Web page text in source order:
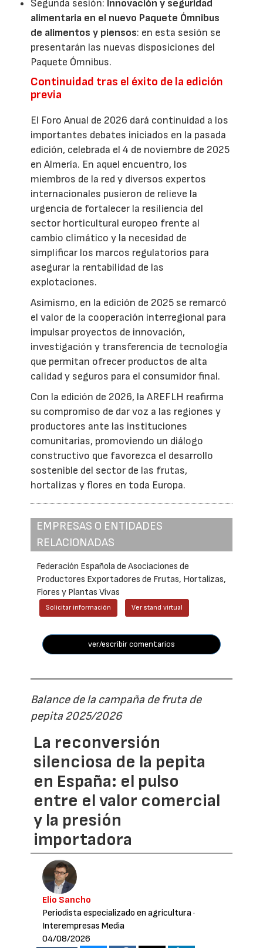
Segunda sesión: Innovación y seguridad
alimentaria en el nuevo Paquete Ómnibus
de alimentos y piensos: en esta sesión se
presentarán las nuevas disposiciones del
Paquete Ómnibus.
Continuidad tras el éxito de la edición
previa
El Foro Anual de 2026 dará continuidad a los
importantes debates iniciados en la pasada
edición, celebrada el 4 de noviembre de 2025
en Almería. En aquel encuentro, los
miembros de la red y diversos expertos
internacionales pusieron de relieve la
urgencia de fortalecer la resiliencia del
sector horticultural europeo frente al
cambio climático y la necesidad de
simplificar los marcos regulatorios para
asegurar la rentabilidad de las
explotaciones.
Asimismo, en la edición de 2025 se remarcó
el valor de la cooperación interregional para
impulsar proyectos de innovación,
investigación y transferencia de tecnología
que permitan ofrecer productos de alta
calidad y seguros para el consumidor final.
Con la edición de 2026, la AREFLH reafirma
su compromiso de dar voz a las regiones y
productores ante las instituciones
comunitarias, promoviendo un diálogo
constructivo que favorezca el desarrollo
sostenible del sector de las frutas,
hortalizas y flores en toda Europa.
EMPRESAS O ENTIDADES
RELACIONADAS
Federación Española de Asociaciones de
Productores Exportadores de Frutas, Hortalizas,
Flores y Plantas Vivas
Solicitar información Ver stand virtual
ver/escribir comentarios
Balance de la campaña de fruta de
pepita 2025/2026
La reconversión
silenciosa de la pepita
en España: el pulso
entre el valor comercial
y la presión
importadora
Elio Sancho
Periodista especializado en agricultura·
Interempresas Media
04/08/2026